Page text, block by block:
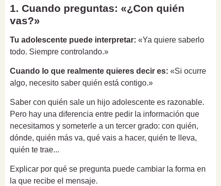
1. Cuando preguntas: «¿Con quién
vas?»
Tu adolescente puede interpretar: «Ya quiere saberlo
todo. Siempre controlando.»
Cuando lo que realmente quieres decir es: «Si ocurre
algo, necesito saber quién está contigo.»
Saber con quién sale un hijo adolescente es razonable.
Pero hay una diferencia entre pedir la información que
necesitamos y someterle a un tercer grado: con quién,
dónde, quién más va, qué vais a hacer, quién te lleva,
quién te trae...
Explicar por qué se pregunta puede cambiar la forma en
la que recibe el mensaje.